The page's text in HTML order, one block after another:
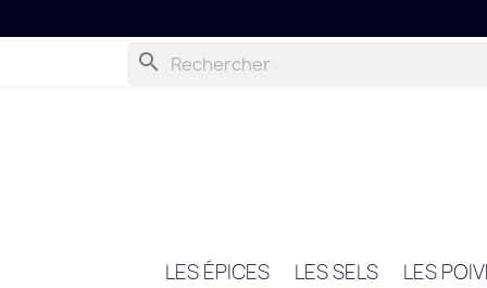
search
LES ÉPICES LES SELS LES